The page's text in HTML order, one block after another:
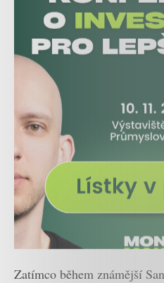
Zatímco během známější